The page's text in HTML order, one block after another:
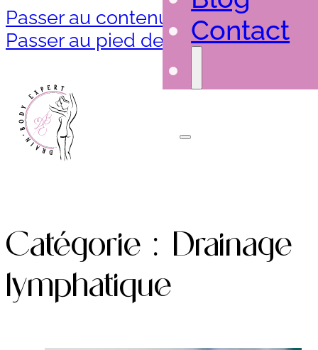
Passer au contenu principal
Passer au pied de pageContact
Catégorie : Drainage
lymphatique